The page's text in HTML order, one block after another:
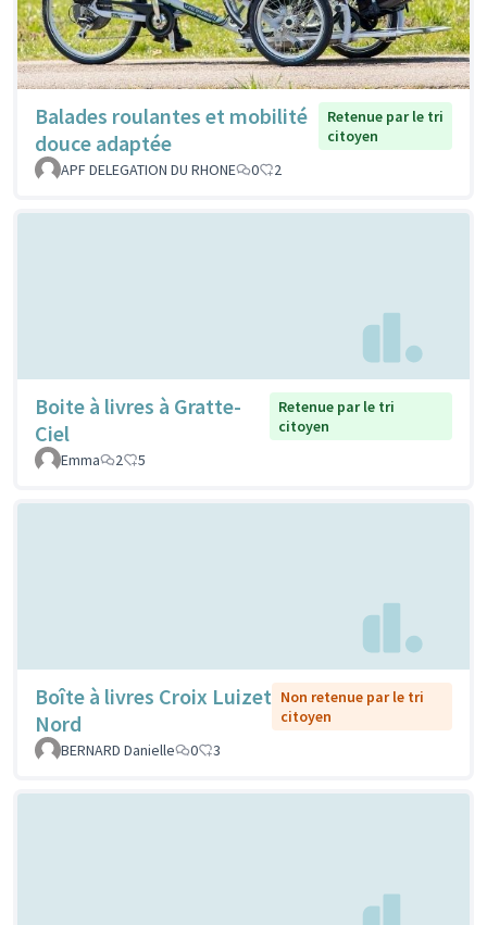
Balades roulantes et mobilité
douce adaptée
Retenue par le tri
citoyen
APF DELEGATION DU RHONE
0 2
Boite à livres à Gratte-
Ciel
Retenue par le tri
citoyen
Emma
2 5
Boîte à livres Croix Luizet
Nord
Non retenue par le tri
citoyen
BERNARD Danielle
0 3